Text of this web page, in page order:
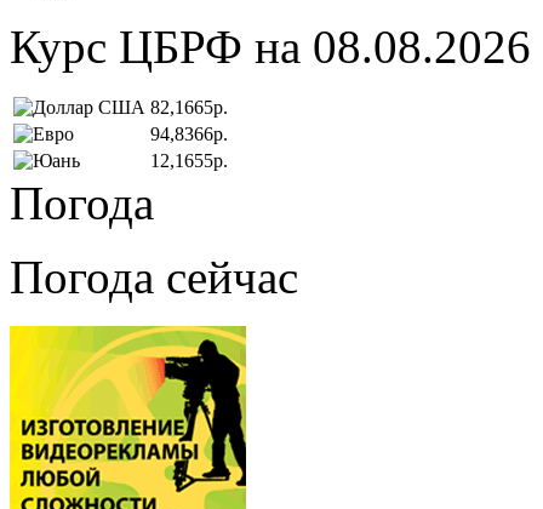
Курс ЦБРФ на 08.08.2026
82,1665р.
94,8366р.
12,1655р.
Погода
Погода сейчас